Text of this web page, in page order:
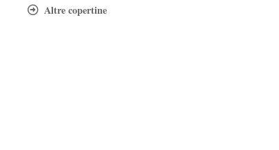
Altre copertine